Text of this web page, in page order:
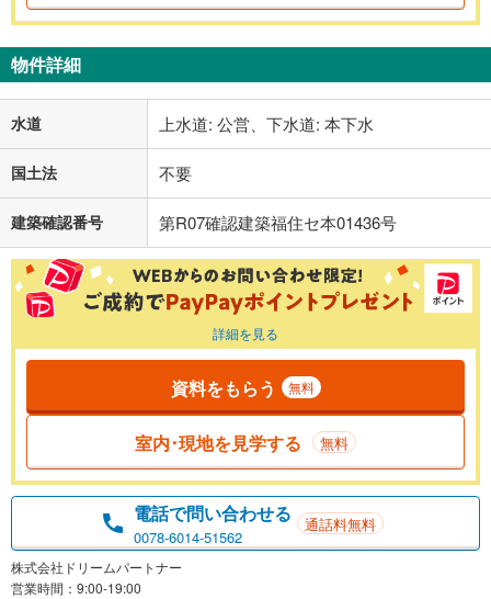
物件詳細
水道 上水道: 公営、下水道: 本下水
国土法 不要
建築確認番号 第R07確認建築福住セ本01436号
詳細を見る
資料をもらう 無料
室内･現地を見学する 無料
電話で問い合わせる
0078-6014-51562
通話料無料
株式会社ドリームパートナー
営業時間：9:00-19:00